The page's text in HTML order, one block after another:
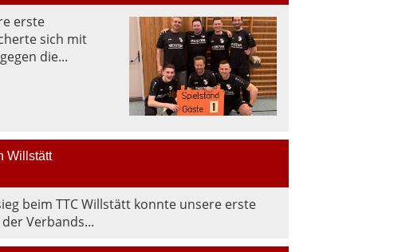
erste
sich mit
die...
Willstätt
beim TTC Willstätt konnte unsere erste
Verbands...